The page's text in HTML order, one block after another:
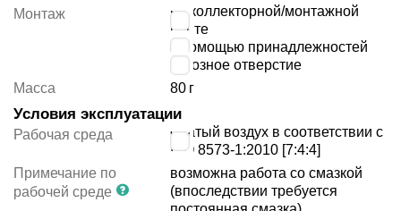
Монтаж
на коллекторной/монтажной
плите
с помощью принадлежностей
сквозное отверстие
Масса
80 г
Условия эксплуатации
Рабочая среда
сжатый воздух в соответствии с
ISO 8573-1:2010 [7:4:4]
Примечание по
рабочей среде
возможна работа со смазкой
(впоследствии требуется